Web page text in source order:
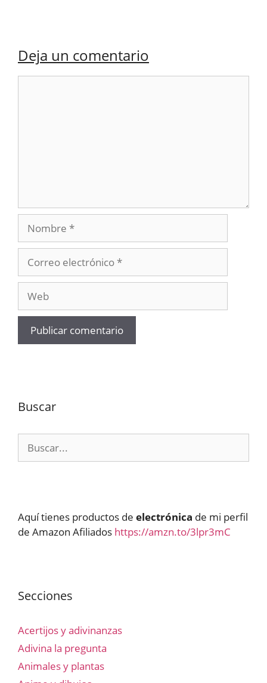
Deja un comentario
Nombre
electrónico
Buscar
Aquí tienes productos de electrónica de mi perfil
de Amazon Afiliados https://amzn.to/3lpr3mC
Secciones
Acertijos y adivinanzas
Adivina la pregunta
Animales y plantas